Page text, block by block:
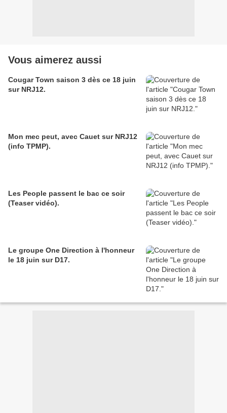
Vous aimerez aussi
Cougar Town saison 3 dès ce 18 juin
sur NRJ12.
Mon mec peut, avec Cauet sur NRJ12
(info TPMP).
Les People passent le bac ce soir
(Teaser vidéo).
Le groupe One Direction à l'honneur
le 18 juin sur D17.